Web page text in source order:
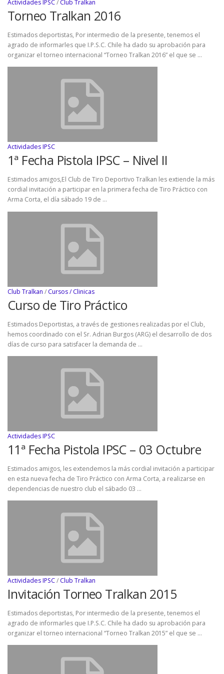
Actividades IPSC/Club Tralkan
Torneo Tralkan 2016
Estimados deportistas, Por intermedio de la presente, tenemos el
agrado de informarles que I.P.S.C. Chile ha dado su aprobación para
organizar el torneo internacional “Torneo Tralkan 2016” el que se …
Actividades IPSC
1ª Fecha Pistola IPSC – Nivel II
Estimados amigos,El Club de Tiro Deportivo Tralkan les extiende la más
cordial invitación a participar en la primera fecha de Tiro Práctico con
Arma Corta, el día sábado 19 de …
Club Tralkan /Cursos / Clinicas
Curso de Tiro Práctico
Estimados Deportistas, a través de gestiones realizadas por el Club,
hemos coordinado con el Sr. Adrian Burgos (ARG) el desarrollo de dos
días de curso para satisfacer la demanda de …
Actividades IPSC
11ª Fecha Pistola IPSC – 03 Octubre
Estimados amigos, les extendemos la más cordial invitación a participar
en esta nueva fecha de Tiro Práctico con Arma Corta, a realizarse en
dependencias de nuestro club el sábado 03 …
Actividades IPSC/Club Tralkan
Invitación Torneo Tralkan 2015
Estimados deportistas, Por intermedio de la presente, tenemos el
agrado de informarles que I.P.S.C. Chile ha dado su aprobación para
organizar el torneo internacional “Torneo Tralkan 2015” el que se …